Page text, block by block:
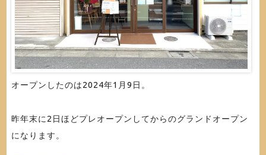
オープンしたのは2024年1月9日。
昨年末に2日ほどプレオープンしてからのグランドオープン
になります。